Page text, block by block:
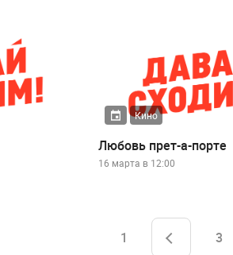
Кино
Любовь прет-а-порте
16 марта в 12:00
1 3